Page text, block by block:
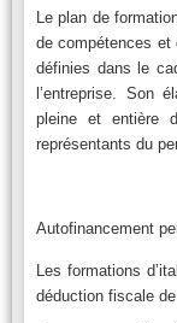
Le plan de
de compétences et
définies dans le
l’entreprise. Son
pleine et entière
représentants du
Autofinancement
Les formations
déduction fiscale